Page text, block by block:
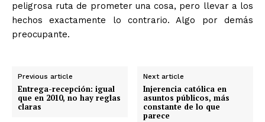
peligrosa ruta de prometer una cosa, pero llevar a los
hechos exactamente lo contrario. Algo por demás
preocupante.
Previous article
Entrega-recepción: igual
que en 2010, no hay reglas
claras
Next article
Injerencia católica en
asuntos públicos, más
constante de lo que
parece